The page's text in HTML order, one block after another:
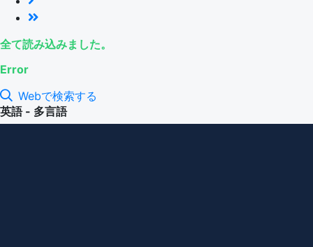
全て読み込みました。
Error
Webで検索する
英語 - 多言語